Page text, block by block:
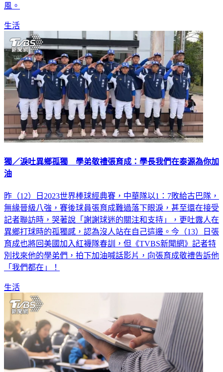
光了他們小時候出國比賽的青澀照片，小小年紀就有大將之
生活
獨／淚吐異鄉孤獨 學弟敬禮張育成：學長我們在泰源為你加
昨（12）日2023世界棒球經典賽，中華隊以1：7敗給古巴隊，
無緣晉級八強，賽後球員張育成難過落下眼淚，甚至還在接受
記者聯訪時，哭著說「謝謝球迷的關注和支持」，更吐露人在
異鄉打球時的孤獨感，認為沒人站在自己這邊。今（13）日張
育成也將回美國加入紅襪隊春訓，但《TVBS新聞網》記者特
別找來他的學弟們，拍下加油喊話影片，向張育成敬禮告訴他
生活